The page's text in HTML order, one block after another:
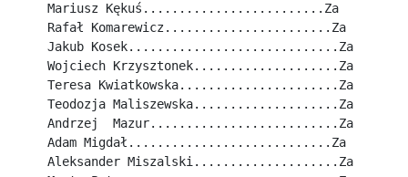
Mariusz Kękuś.........................Za
Rafał Komarewicz.......................Za
Jakub Kosek.............................Za
Wojciech Krzysztonek....................Za
Teresa Kwiatkowska......................Za
Teodozja Maliszewska....................Za
Andrzej  Mazur..........................Za
Adam Migdał............................Za
Aleksander Miszalski....................Za